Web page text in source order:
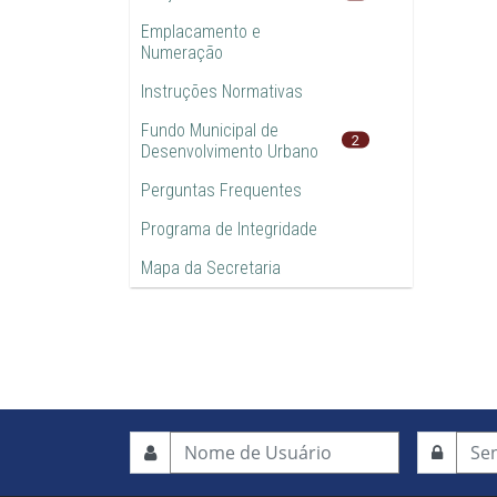
Emplacamento e
Numeração
Instruções Normativas
Fundo Municipal de
Desenvolvimento Urbano
2
Perguntas Frequentes
Programa de Integridade
Mapa da Secretaria